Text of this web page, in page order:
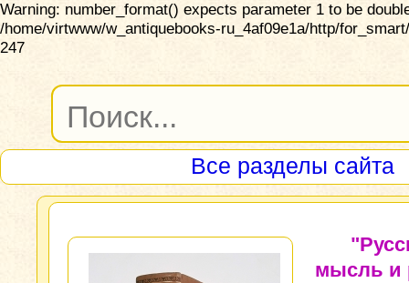
Warning: number_format() expects parameter 1 to be
/home/virtwww/w_antiquebooks-ru_4af09e1a/http/
247
Все разделы сайта
мысль и